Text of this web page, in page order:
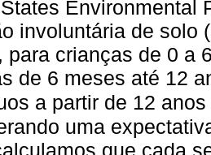
Environmental
involuntária de solo
para crianças de 0 a
de 6 meses até 12
a partir de 12
uma
que cada